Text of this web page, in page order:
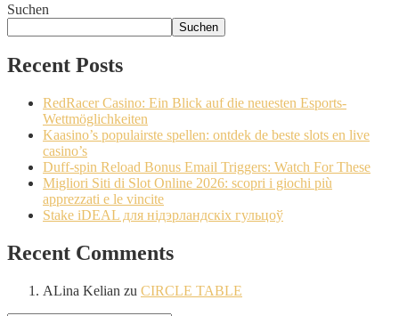
Suchen
Suchen
Recent Posts
RedRacer Casino: Ein Blick auf die neuesten Esports-
Wettmöglichkeiten
Kaasino’s populairste spellen: ontdek de beste slots en live
casino’s
Duff-spin Reload Bonus Email Triggers: Watch For These
Migliori Siti di Slot Online 2026: scopri i giochi più
apprezzati e le vincite
Stake iDEAL для нідэрландскіх гульцоў
Recent Comments
ALina Kelian zu CIRCLE TABLE